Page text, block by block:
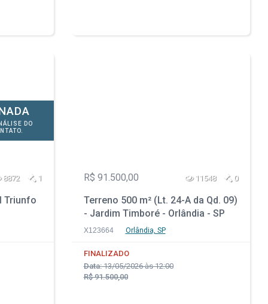
DO
8872 1
Triunfo
R$ 91.500,00 11548 0
Terreno 500 m² (Lt. 24-A da Qd. 09)
- Jardim Timboré - Orlândia - SP
X123664 Orlândia, SP
FINALIZADO
Data:13/05/2026 às 12:00
R$ 91.500,00